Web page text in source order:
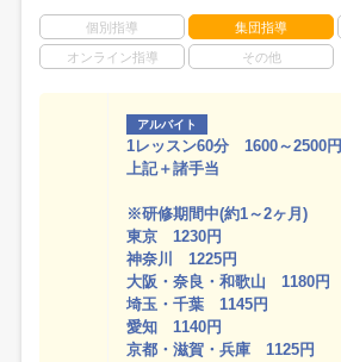
個別指導 集団指導
オンライン指導 その他
アルバイト
1レッスン60分 1600～2500円
上記＋諸手当
※研修期間中(約1～2ヶ月)
東京 1230円
神奈川 1225円
大阪・奈良・和歌山 1180円
埼玉・千葉 1145円
愛知 1140円
京都・滋賀・兵庫 1125円